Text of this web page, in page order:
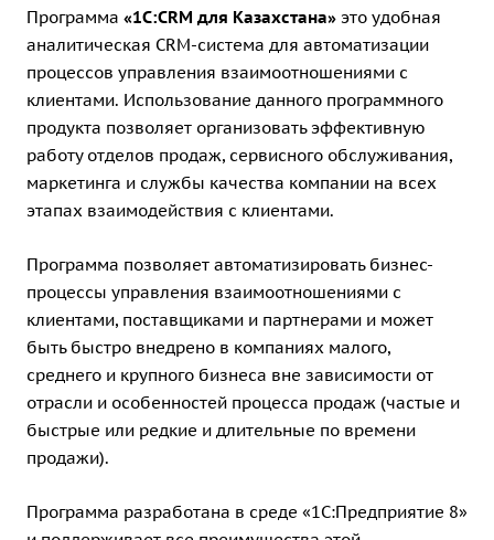
Программа «1С:CRM для Казахстана» это удобная
аналитическая CRM-система для автоматизации
процессов управления взаимоотношениями с
клиентами. Использование данного программного
продукта позволяет организовать эффективную
работу отделов продаж, сервисного обслуживания,
маркетинга и службы качества компании на всех
этапах взаимодействия с клиентами.
Программа позволяет автоматизировать бизнес-
процессы управления взаимоотношениями с
клиентами, поставщиками и партнерами и может
быть быстро внедрено в компаниях малого,
среднего и крупного бизнеса вне зависимости от
отрасли и особенностей процесса продаж (частые и
быстрые или редкие и длительные по времени
продажи).
Программа разработана в среде «1С:Предприятие 8»